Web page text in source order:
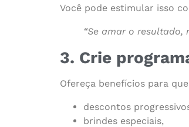
Você pode estimular isso
“Se amar o resultado,
3. Crie
Ofereça benefícios para
descontos
brindes especiais,